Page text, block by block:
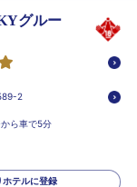
グルー
2
ら車で5分
ホテルに登録